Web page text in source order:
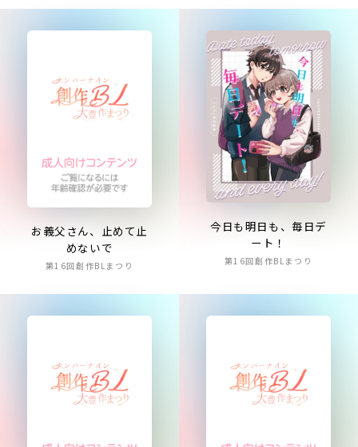
お義父さん、止めて止
めないで
第16回創作BLまつり
今日も明日も、毎日デ
ート！
第16回創作BLまつり